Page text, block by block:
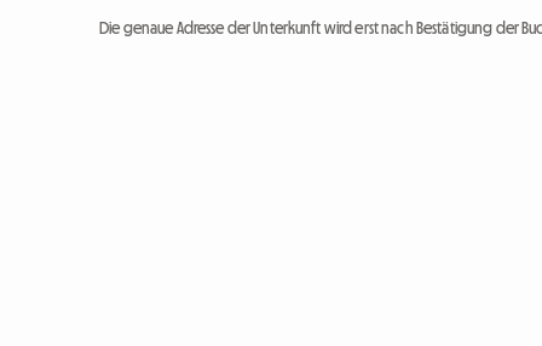
Die genaue Adresse der Unterkunft wird erst nach Bestätigung der